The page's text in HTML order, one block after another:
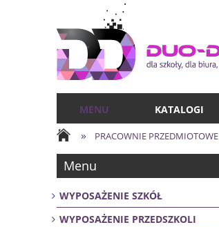
MENU KATALOGI
» PRACOWNIE PRZEDMIOTOWE
Menu
WYPOSAŻENIE SZKÓŁ
WYPOSAŻENIE PRZEDSZKOLI